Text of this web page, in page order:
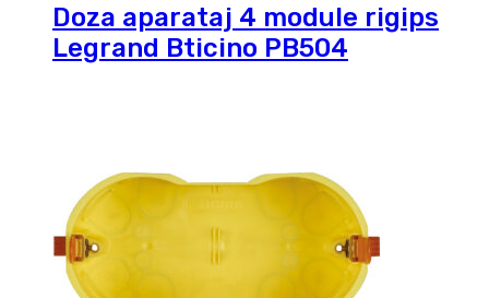
Doza aparataj 4 module rigips
Legrand Bticino PB504